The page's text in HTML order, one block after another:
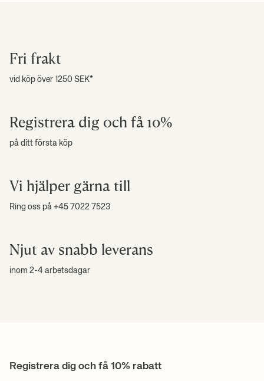
Fri frakt
vid köp över 1250 SEK*
Registrera dig och få 10%
på ditt första köp
Vi hjälper gärna till
Ring oss på +45 7022 7523
Njut av snabb leverans
inom 2-4 arbetsdagar
Registrera dig och få 10% rabatt